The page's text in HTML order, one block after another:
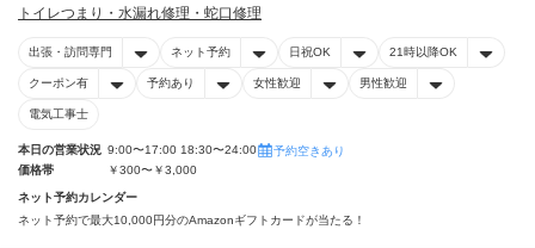
トイレつまり・水漏れ修理・蛇口修理
出張・訪問専門 ネット予約 日祝OK 21時以降OK
クーポン有 予約あり 女性歓迎 男性歓迎
電気工事士
本日の営業状況 9:00〜17:00 18:30〜24:00
予約空きあり
価格帯
￥300〜￥3,000
ネット予約カレンダー
ネット予約で最大10,000円分のAmazonギフトカードが当たる！